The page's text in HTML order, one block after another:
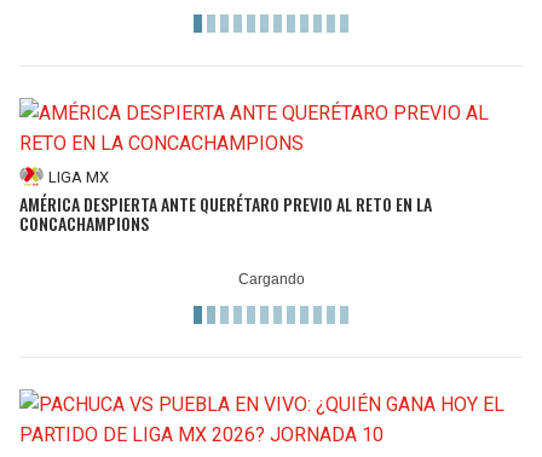
LIGA MX
AMÉRICA DESPIERTA ANTE QUERÉTARO PREVIO AL RETO EN LA
CONCACHAMPIONS